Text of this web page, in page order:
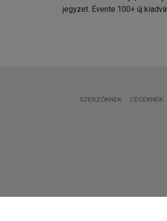
jegyzet. Évente 100+ új
SZERZŐKNEK CÉGEKNEK